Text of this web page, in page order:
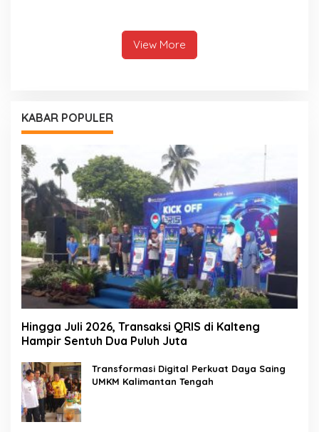
View More
KABAR POPULER
Hingga Juli 2026, Transaksi QRIS di Kalteng
Hampir Sentuh Dua Puluh Juta
Transformasi Digital Perkuat Daya Saing
UMKM Kalimantan Tengah